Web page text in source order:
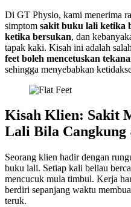
Di GT Physio, kami menerima
simptom sakit buku lali ketika
ketika bersukan, dan
tapak kaki. Kisah ini adalah
feet boleh mencetuskan
sehingga menyebabkan
Kisah Klien: Sakit
Lali Bila
Seorang klien hadir dengan
buku lali. Setiap kali beliau
mencucuk mula timbul. Kerja
berdiri sepanjang waktu
teruk.